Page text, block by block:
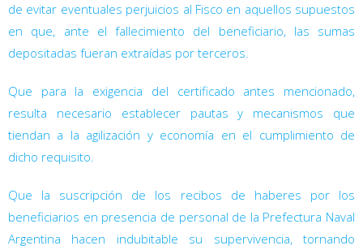
de evitar eventuales perjuicios al Fisco en aquellos supuestos
en que, ante el fallecimiento del beneficiario, las sumas
depositadas fueran extraídas por terceros.
Que para la exigencia del certificado antes mencionado,
resulta necesario establecer pautas y mecanismos que
tiendan a la agilización y economía en el cumplimiento de
dicho requisito.
Que la suscripción de los recibos de haberes por los
beneficiarios en presencia de personal de la Prefectura Naval
Argentina hacen indubitable su supervivencia, tornando